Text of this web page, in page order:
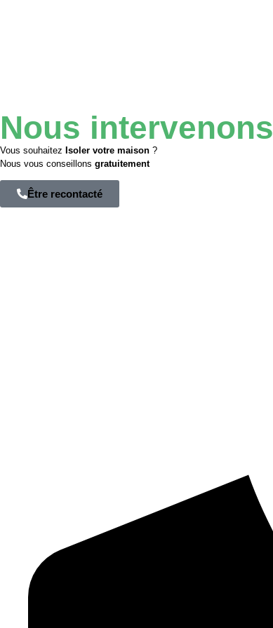
Nous intervenons
Vous souhaitez Isoler votre maison ?
Nous vous conseillons gratuitement
Être recontacté